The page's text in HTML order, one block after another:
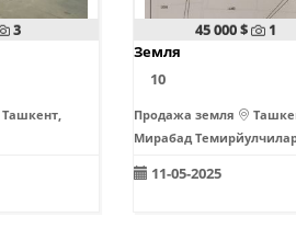
3
Ташкент,
45 000 $
1
Земля
10
Продажа земля
Мирабад
11-05-2025